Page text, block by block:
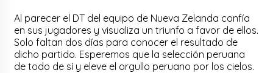
Al parecer el DT del equipo de Nueva Zelanda confía
en sus jugadores y visualiza un triunfo a favor de ellos.
Solo faltan dos días para conocer el resultado de
dicho partido. Esperemos que la selección peruana
de todo de sí y eleve el orgullo peruano por los cielos.